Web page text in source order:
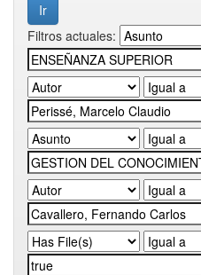
Filtros actuales: